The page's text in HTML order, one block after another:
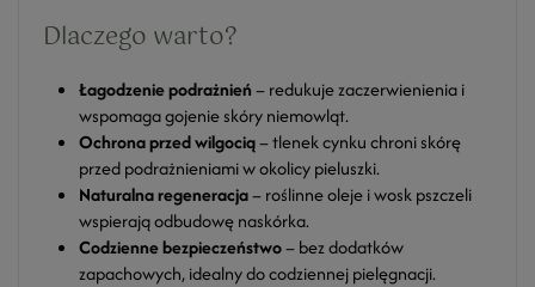
Dlaczego warto?
Łagodzenie podrażnień– redukuje zaczerwienienia i
wspomaga gojenie skóry niemowląt.
Ochrona przed wilgocią– tlenek cynku chroni skórę
przed podrażnieniami w okolicy pieluszki.
Naturalna regeneracja– roślinne oleje i wosk pszczeli
wspierają odbudowę naskórka.
Codzienne bezpieczeństwo– bez dodatków
zapachowych, idealny do codziennej pielęgnacji.